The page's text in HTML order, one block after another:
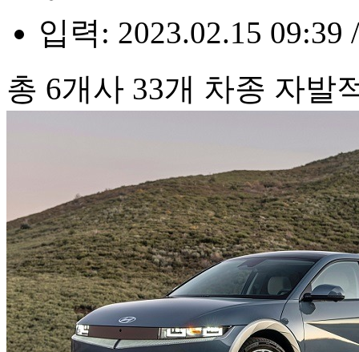
입력: 2023.02.15 09:39
총 6개사 33개 차종 자발